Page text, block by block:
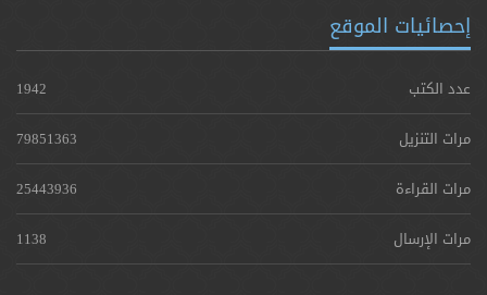
إحصائيات الموقع
عدد الكتب
1942
مرات التنزيل
79851363
مرات القراءة
25443936
مرات الإرسال
1138